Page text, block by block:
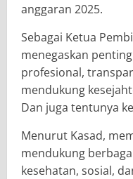
anggaran 2025.
Sebagai Ketua
menegaskan
profesional,
mendukung
Dan juga tentunya
Menurut Kasad,
mendukung
kesehatan, sosial,